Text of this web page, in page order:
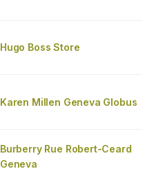
Hugo Boss Store
Karen Millen Geneva Globus
Burberry Rue Robert-Ceard
Geneva